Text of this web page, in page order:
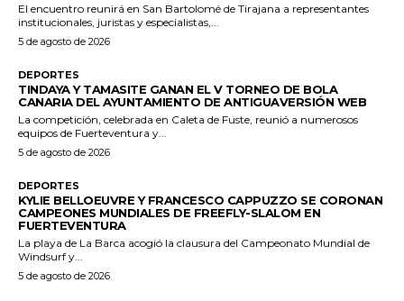
El encuentro reunirá en San Bartolomé de Tirajana a representantes
institucionales, juristas y especialistas,...
5 de agosto de 2026
DEPORTES
TINDAYA Y TAMASITE GANAN EL V TORNEO DE BOLA
CANARIA DEL AYUNTAMIENTO DE ANTIGUAVERSIÓN WEB
La competición, celebrada en Caleta de Fuste, reunió a numerosos
equipos de Fuerteventura y...
5 de agosto de 2026
DEPORTES
KYLIE BELLOEUVRE Y FRANCESCO CAPPUZZO SE CORONAN
CAMPEONES MUNDIALES DE FREEFLY-SLALOM EN
FUERTEVENTURA
La playa de La Barca acogió la clausura del Campeonato Mundial de
Windsurf y...
5 de agosto de 2026